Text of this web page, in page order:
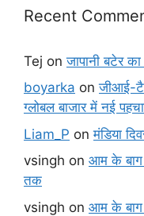
Recent
Tej onजापानी बटेर
boyarka onजीआई-
ग्लोबल बाजार में नई
Liam_P onमंडिया
vsingh on आम के
तक
vsingh on आम के